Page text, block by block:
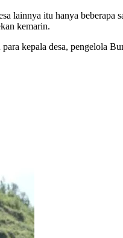
lainnya itu hanya beberapa
kemarin.
kepala desa, pengelola